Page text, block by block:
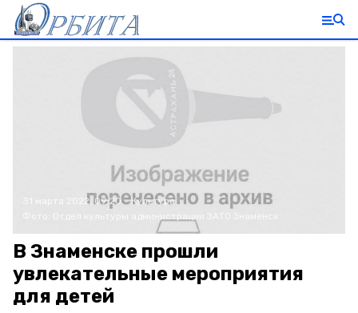
31 марта 2022, 09:20
Культура
В Знаменске прошли
увлекательные мероприятия
для детей